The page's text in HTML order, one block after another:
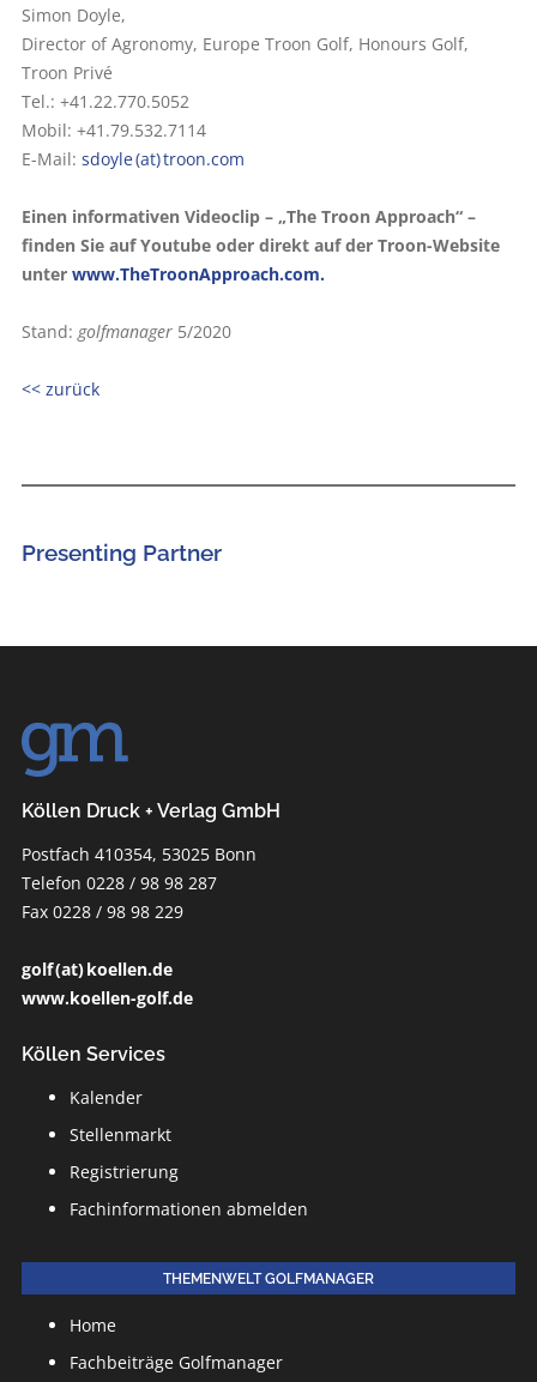
Simon Doyle,
Director of Agronomy, Europe Troon Golf, Honours Golf,
Troon Privé
Tel.: +41.22.770.5052
Mobil: +41.79.532.7114
E-Mail: sdoyle (at) troon.com
Einen informativen Videoclip – „The Troon Approach“ –
finden Sie auf Youtube oder direkt auf der Troon-Website
unter www.TheTroonApproach.com.
Stand: golfmanager5/2020
<< zurück
Presenting Partner
Köllen Druck + Verlag GmbH
Postfach 410354, 53025 Bonn
Telefon 0228 / 98 98 287
Fax 0228 / 98 98 229
golf (at) koellen.de
www.koellen-golf.de
Köllen Services
Kalender
Stellenmarkt
Registrierung
Fachinformationen abmelden
THEMENWELT GOLFMANAGER
Home
Fachbeiträge Golfmanager